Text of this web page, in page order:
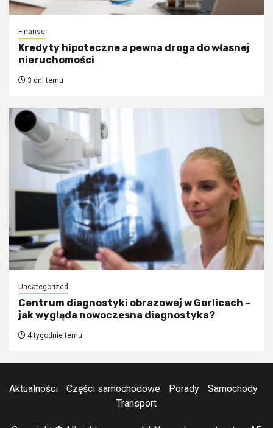
Finanse
Kredyty hipoteczne a pewna droga do własnej
nieruchomości
3 dni temu
Uncategorized
Centrum diagnostyki obrazowej w Gorlicach –
jak wygląda nowoczesna diagnostyka?
4 tygodnie temu
Aktualności Części samochodowe Porady
Samochody
Transport